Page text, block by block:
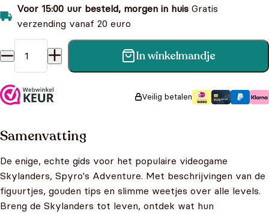
Voor 15:00 uur besteld, morgen in huis Gratis
verzending vanaf 20 euro
Meester Eon's official guide aantalIn winkelmandje
Veilig betalen
Samenvatting
De enige, echte gids voor het populaire videogame
Skylanders, Spyro's Adventure. Met beschrijvingen van de
figuurtjes, gouden tips en slimme weetjes over alle levels.
Breng de Skylanders tot leven, ontdek wat hun